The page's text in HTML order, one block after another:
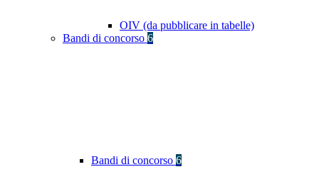
OIV (da pubblicare in tabelle)
Bandi di concorso 6
Bandi di concorso 6